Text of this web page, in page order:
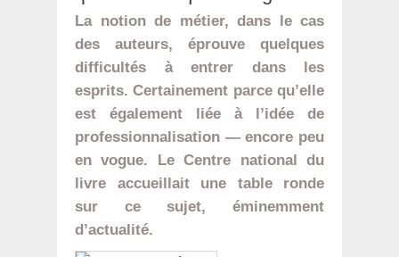
La notion de métier, dans le cas
des auteurs, éprouve quelques
difficultés à entrer dans les
esprits. Certainement parce qu’elle
est également liée à l’idée de
professionnalisation — encore peu
en vogue. Le Centre national du
livre accueillait une table ronde
sur ce sujet, éminemment
d’actualité.